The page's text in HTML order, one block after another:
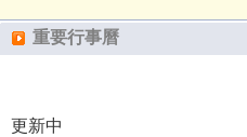
重要行事曆
更新中